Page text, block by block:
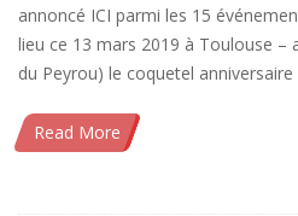
annoncé ICI parmi les 15
lieu ce 13 mars 2019 à Toulouse –
du Peyrou) le coquetel
Read More